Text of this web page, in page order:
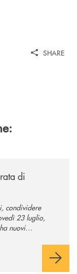
SHARE
di
condividere
23 luglio,
nuovi